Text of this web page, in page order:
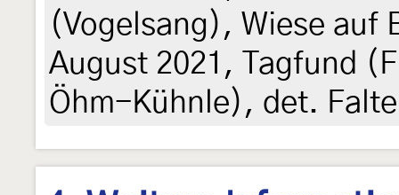
(Vogelsang), Wiese auf
August 2021, Tagfund
Öhm-Kühnle), det.